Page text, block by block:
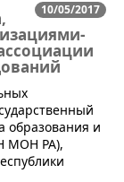
10/05/2017
образования и
МОН РА),